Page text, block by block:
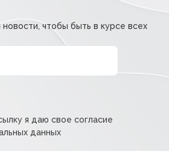
чтобы быть в курсе всех
я даю свое согласие
данных